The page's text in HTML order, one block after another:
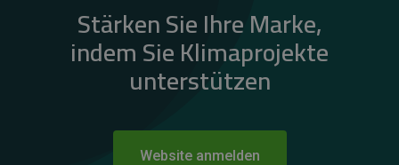
Stärken Sie Ihre Marke,
indem Sie Klimaprojekte
unterstützen
Website anmelden